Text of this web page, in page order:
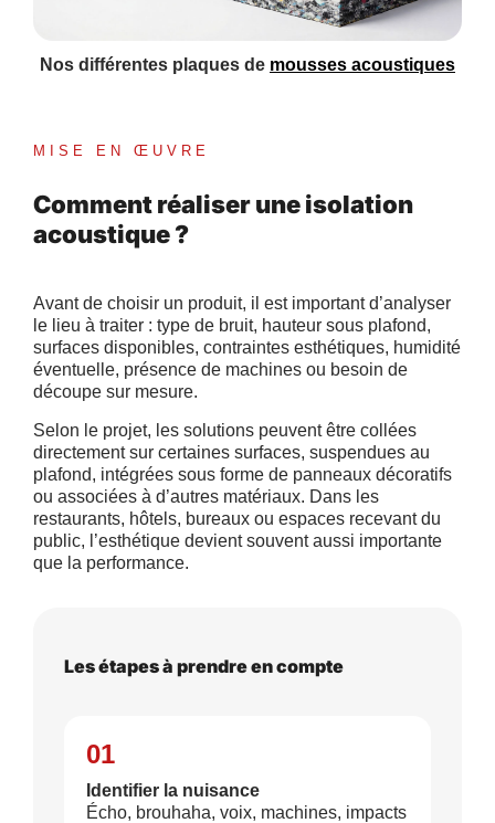
Nos différentes plaques de mousses acoustiques
MISE EN ŒUVRE
Comment réaliser une isolation
acoustique ?
Avant de choisir un produit, il est important d’analyser
le lieu à traiter : type de bruit, hauteur sous plafond,
surfaces disponibles, contraintes esthétiques, humidité
éventuelle, présence de machines ou besoin de
découpe sur mesure.
Selon le projet, les solutions peuvent être collées
directement sur certaines surfaces, suspendues au
plafond, intégrées sous forme de panneaux décoratifs
ou associées à d’autres matériaux. Dans les
restaurants, hôtels, bureaux ou espaces recevant du
public, l’esthétique devient souvent aussi importante
que la performance.
Les étapes à prendre en compte
01
Identifier la nuisance
Écho, brouhaha, voix, machines, impacts